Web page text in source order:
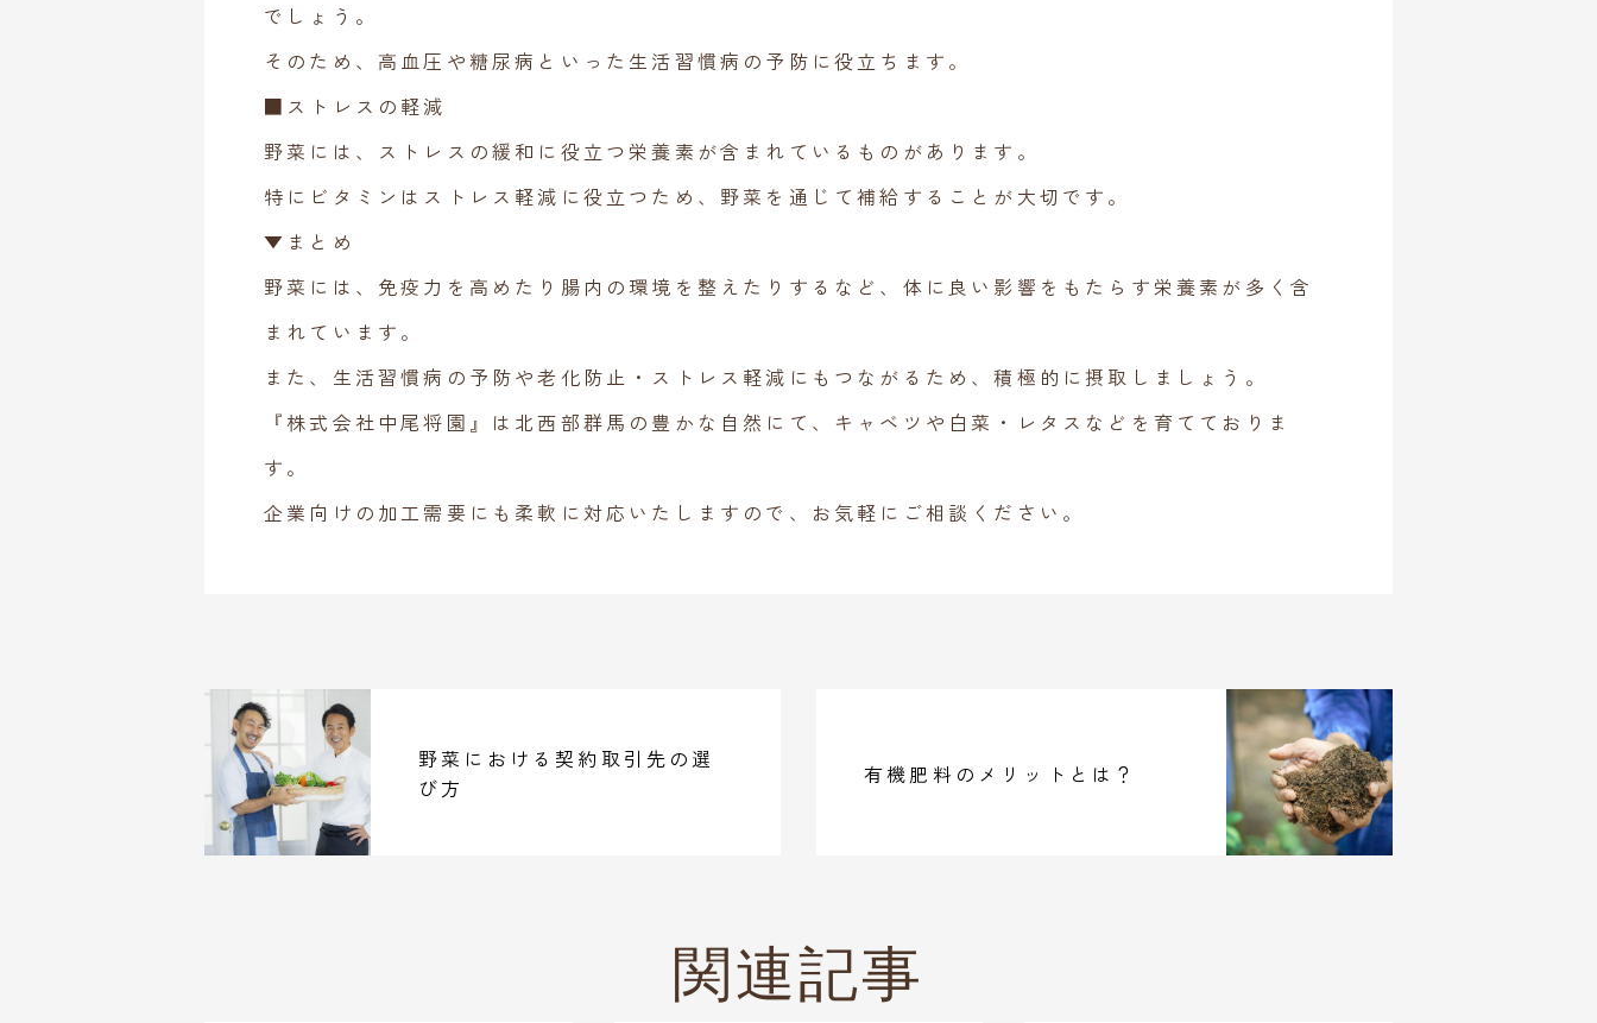
でしょう。
そのため、高血圧や糖尿病といった生活習慣病の予防に役立ちます。
■ストレスの軽減
野菜には、ストレスの緩和に役立つ栄養素が含まれているものがあります。
特にビタミンはストレス軽減に役立つため、野菜を通じて補給することが大切です。
▼まとめ
野菜には、免疫力を高めたり腸内の環境を整えたりするなど、体に良い影響をもたらす栄養素が多く含
まれています。
また、生活習慣病の予防や老化防止・ストレス軽減にもつながるため、積極的に摂取しましょう。
『株式会社中尾将園』は北西部群馬の豊かな自然にて、キャベツや白菜・レタスなどを育てておりま
す。
企業向けの加工需要にも柔軟に対応いたしますので、お気軽にご相談ください。
野菜における契約取引先の選
び方
有機肥料のメリットとは？
関連記事